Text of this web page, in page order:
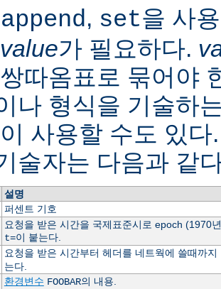
append, set을 사
value가 필요하다.
따옴표로 묶어야
나 형식을 기술하
사용할 수도 있
술자는 다음과 같
설명
퍼센트 기호
요청을 받은 시간을 국제표준시로 epoch (1970
t=이 붙는다.
요청을 받은 시간부터 헤더를 네트웍에 쓸때까
는다.
환경변수 FOOBAR의 내용.